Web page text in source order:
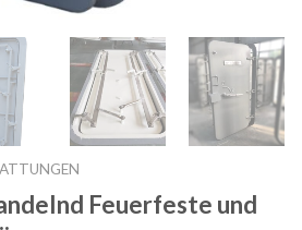
Feuerfeste und